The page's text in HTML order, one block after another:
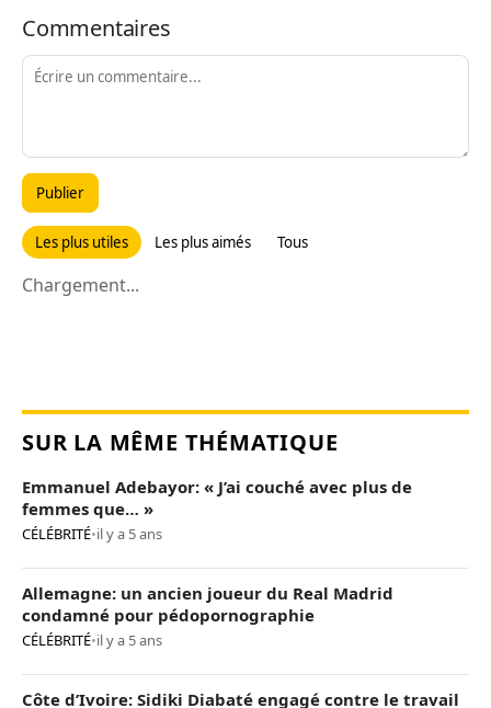
Commentaires
Publier
Les plus utiles Les plus aimés Tous
Chargement...
SUR LA MÊME THÉMATIQUE
Emmanuel Adebayor: « J’ai couché avec plus de
femmes que… »
CÉLÉBRITÉ•il y a 5 ans
Allemagne: un ancien joueur du Real Madrid
condamné pour pédopornographie
CÉLÉBRITÉ•il y a 5 ans
Côte d’Ivoire: Sidiki Diabaté engagé contre le travail